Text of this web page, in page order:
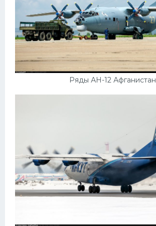
Ряды АН-12 Афганистан